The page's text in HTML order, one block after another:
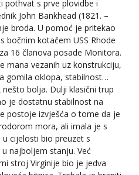
pothvat s prve plovidbe i
John Bankhead (1821. –
broda. U pomoć je pritekao
bočnim kotačem USS Rhode
16 članova posade Monitora.
mana vezanih uz konstrukciju,
gomila oklopa, stabilnost…
bolja. Dulji klasični trup
je dostatnu stabilnost na
postoje izvješća o tome da je
mora, ali imala je s
cijelosti bio preuzet s
najboljem stanju. Već
stroj Virginije bio je jedva